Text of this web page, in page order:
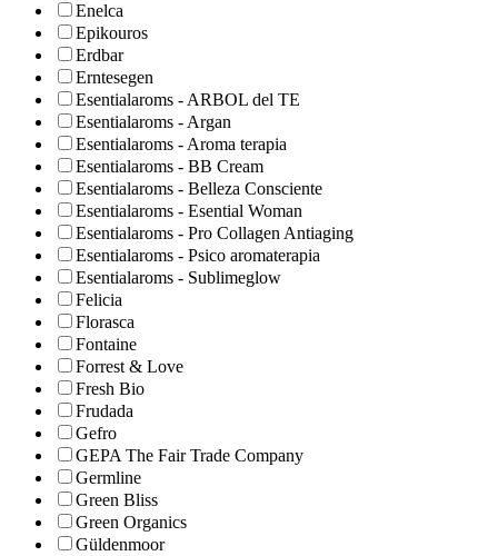
Enelca
Epikouros
Erdbar
Erntesegen
Esentialaroms - ARBOL del TE
Esentialaroms - Argan
Esentialaroms - Aroma terapia
Esentialaroms - BB Cream
Esentialaroms - Belleza Consciente
Esentialaroms - Esential Woman
Esentialaroms - Pro Collagen Antiaging
Esentialaroms - Psico aromaterapia
Esentialaroms - Sublimeglow
Felicia
Florasca
Fontaine
Forrest & Love
Fresh Bio
Frudada
Gefro
GEPA The Fair Trade Company
Germline
Green Bliss
Green Organics
Güldenmoor